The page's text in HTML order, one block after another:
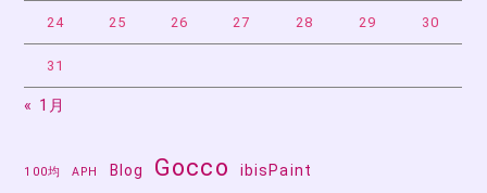
24 25 26 27 28 29 30
31
« 1月
100均 APH Blog Gocco ibisPaint